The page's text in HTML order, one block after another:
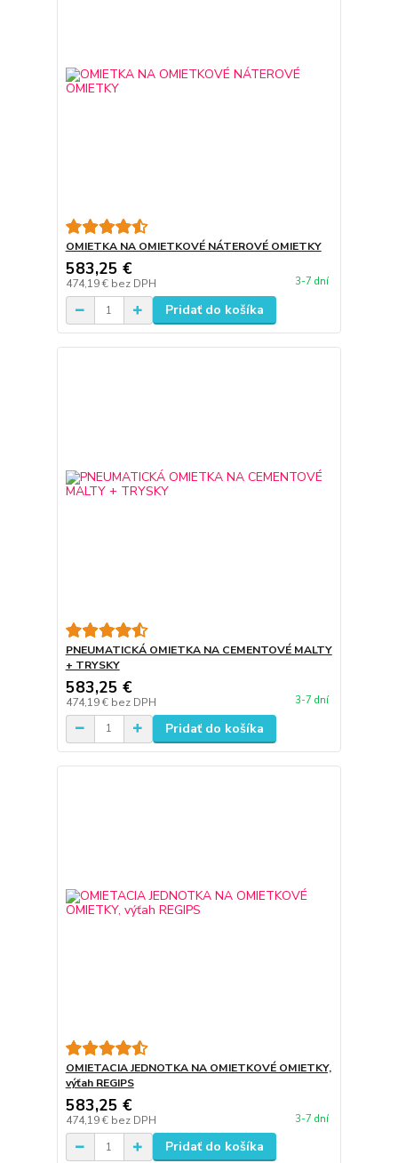
OMIETKA NA OMIETKOVÉ NÁTEROVÉ OMIETKY
583,25 €
474,19 € bez DPH 3-7 dní
Pridať do košíka
PNEUMATICKÁ OMIETKA NA CEMENTOVÉ MALTY
+ TRYSKY
583,25 €
474,19 € bez DPH 3-7 dní
Pridať do košíka
OMIETACIA JEDNOTKA NA OMIETKOVÉ OMIETKY,
výťah REGIPS
583,25 €
474,19 € bez DPH 3-7 dní
Pridať do košíka